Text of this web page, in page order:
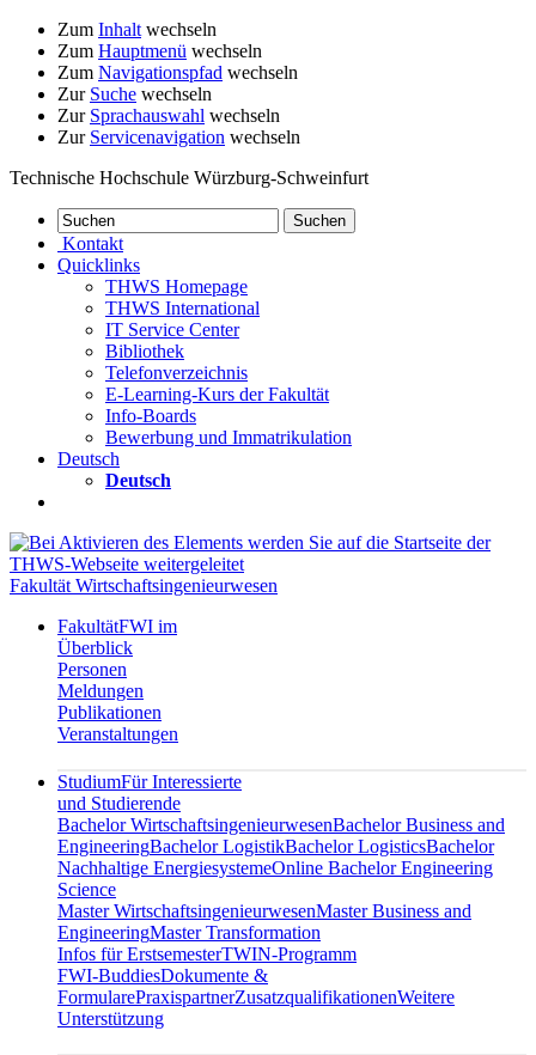
Zum Inhalt wechseln
Zum Hauptmenü wechseln
Zum Navigationspfad wechseln
Zur Suche wechseln
Zur Sprachauswahl wechseln
Zur Servicenavigation wechseln
Technische Hochschule Würzburg-Schweinfurt
Kontakt
Quicklinks
THWS Homepage
THWS International
IT Service Center
Bibliothek
Telefonverzeichnis
E-Learning-Kurs der Fakultät
Info-Boards
Bewerbung und Immatrikulation
Deutsch
Deutsch
Fakultät Wirtschaftsingenieurwesen
FakultätFWI im
Überblick
Personen
Meldungen
Publikationen
Veranstaltungen
StudiumFür Interessierte
und Studierende
Bachelor WirtschaftsingenieurwesenBachelor Business and
EngineeringBachelor LogistikBachelor LogisticsBachelor
Nachhaltige EnergiesystemeOnline Bachelor Engineering
Science
Master WirtschaftsingenieurwesenMaster Business and
EngineeringMaster Transformation
Infos für ErstsemesterTWIN-Programm
FWI-BuddiesDokumente &
FormularePraxispartnerZusatzqualifikationenWeitere
Unterstützung